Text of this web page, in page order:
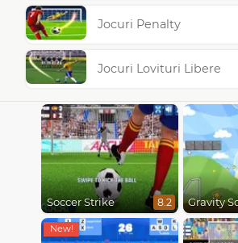
Jocuri Penalty
Jocuri Lovituri Libere
Soccer Strike 8.2 Gravity